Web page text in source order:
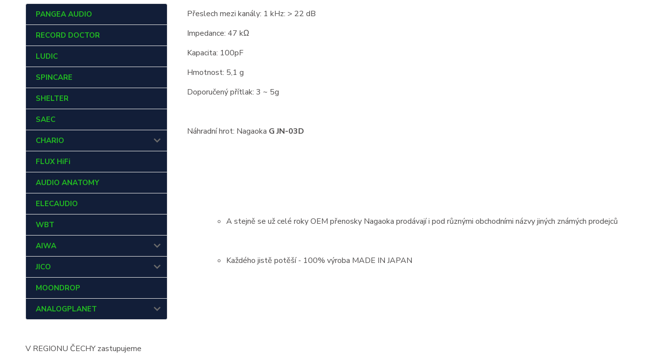
PANGEA AUDIO
RECORD DOCTOR
LUDIC
SPINCARE
SHELTER
SAEC
CHARIO
FLUX HiFi
AUDIO ANATOMY
ELECAUDIO
WBT
AIWA
JICO
MOONDROP
ANALOGPLANET
V REGIONU ČECHY zastupujeme
Přeslech mezi kanály: 1 kHz: > 22 dB
Impedance: 47 kΩ
Kapacita: 100pF
Hmotnost: 5,1 g
Doporučený přítlak: 3 ~ 5g
Náhradní hrot: Nagaoka G JN-03D
A stejně se už celé roky OEM přenosky Nagaoka prodávají i pod různými obchodními názvy jiných známých prodejců
Každého jistě potěší - 100% výroba MADE IN JAPAN